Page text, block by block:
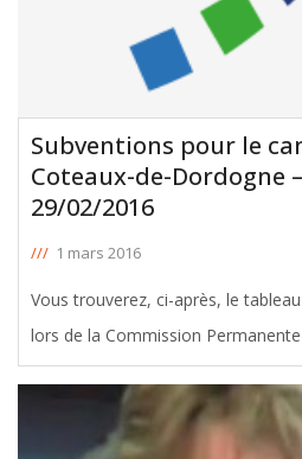
Subventions pour le
Coteaux-de-Dordogne
29/02/2016
/// 1 mars 2016
Vous trouverez, ci-après, le
lors de la Commission
le soutien de Liliane Poivert et
départementaux du canton des
[ … ]